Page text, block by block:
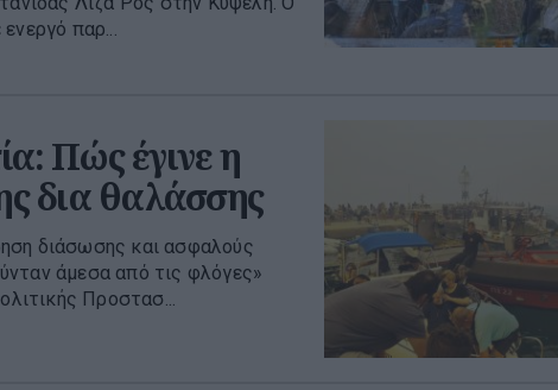
παρ...
Πώς έγινε η
δια θαλάσσης
διάσωσης και ασφαλούς
άμεσα από τις φλόγες»
Προστασ...